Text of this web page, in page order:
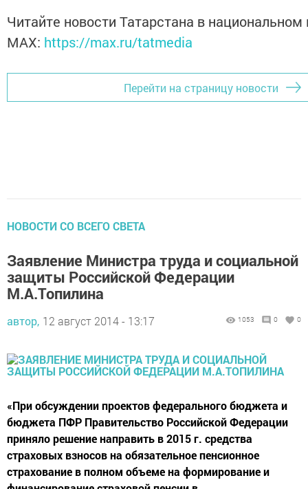
Читайте новости Татарстана в
MАХ: https://max.ru/tatmedia
Перейти на страницу новости
НОВОСТИ СО ВСЕГО СВЕТА
Заявление Министра труда и социальной
защиты Российской Федерации
М.А.Топилина
автор, 12 август 2014 - 13:17 1053 0 0
«При обсуждении проектов федерального бюджета и
бюджета ПФР Правительство Российской Федерации
приняло решение направить в 2015 г. средства
страховых взносов на обязательное пенсионное
страхование в полном объеме на формирование и